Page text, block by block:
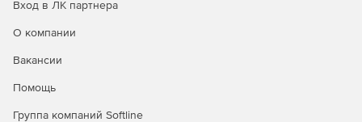
Вход в ЛК партнера
О компании
Вакансии
Помощь
Группа компаний Softline